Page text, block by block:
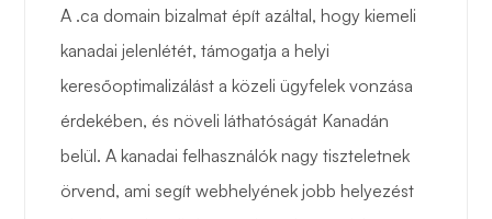
A .ca domain bizalmat épít azáltal, hogy kiemeli
kanadai jelenlétét, támogatja a helyi
keresőoptimalizálást a közeli ügyfelek vonzása
érdekében, és növeli láthatóságát Kanadán
belül. A kanadai felhasználók nagy tiszteletnek
örvend, ami segít webhelyének jobb helyezést